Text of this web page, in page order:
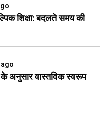
शिक्षा: बदलते समय की
के अनुसार वास्तविक स्वरूप